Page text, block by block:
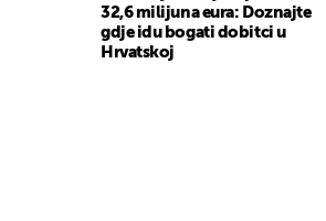
32,6 milijuna eura: Doznajte
gdje idu bogati dobitci u
Hrvatskoj